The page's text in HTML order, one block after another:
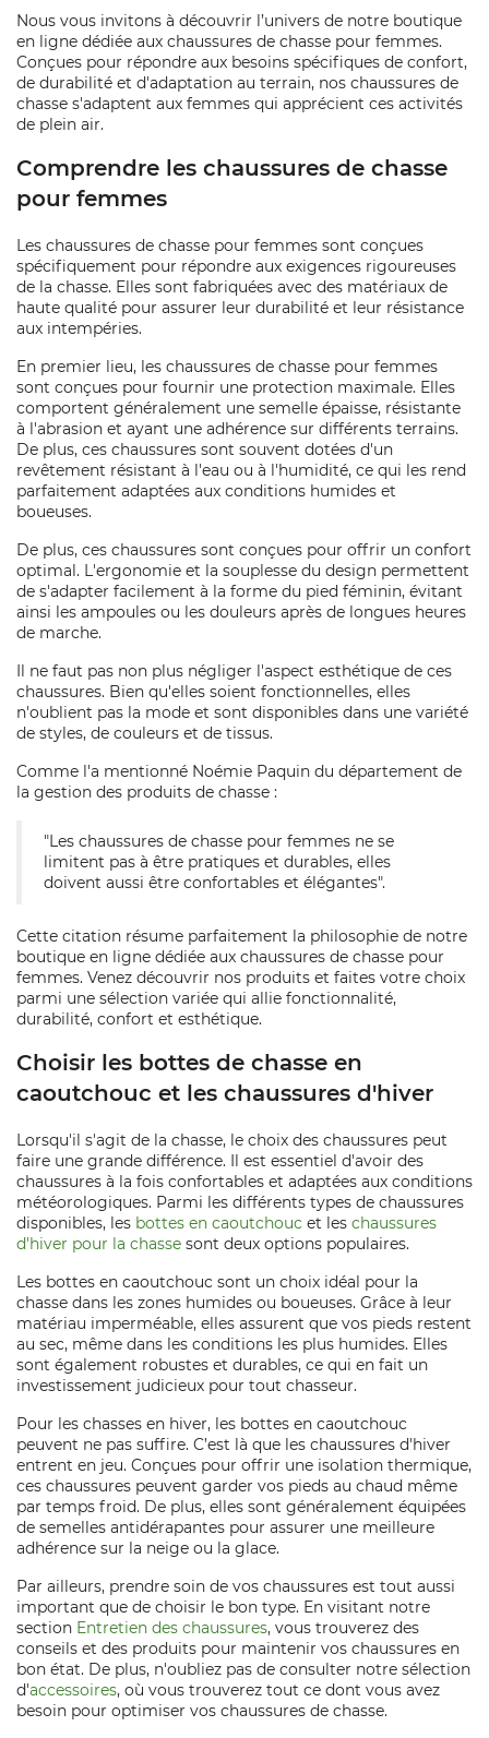
Nous vous invitons à découvrir l’univers de notre boutique
en ligne dédiée aux chaussures de chasse pour femmes.
Conçues pour répondre aux besoins spécifiques de confort,
de durabilité et d'adaptation au terrain, nos chaussures de
chasse s'adaptent aux femmes qui apprécient ces activités
de plein air.
Comprendre les chaussures de chasse
pour femmes
Les chaussures de chasse pour femmes sont conçues
spécifiquement pour répondre aux exigences rigoureuses
de la chasse. Elles sont fabriquées avec des matériaux de
haute qualité pour assurer leur durabilité et leur résistance
aux intempéries.
En premier lieu, les chaussures de chasse pour femmes
sont conçues pour fournir une protection maximale. Elles
comportent généralement une semelle épaisse, résistante
à l'abrasion et ayant une adhérence sur différents terrains.
De plus, ces chaussures sont souvent dotées d'un
revêtement résistant à l'eau ou à l'humidité, ce qui les rend
parfaitement adaptées aux conditions humides et
boueuses.
De plus, ces chaussures sont conçues pour offrir un confort
optimal. L'ergonomie et la souplesse du design permettent
de s'adapter facilement à la forme du pied féminin, évitant
ainsi les ampoules ou les douleurs après de longues heures
de marche.
Il ne faut pas non plus négliger l'aspect esthétique de ces
chaussures. Bien qu'elles soient fonctionnelles, elles
n'oublient pas la mode et sont disponibles dans une variété
de styles, de couleurs et de tissus.
Comme l'a mentionné Noémie Paquin du département de
la gestion des produits de chasse :
"Les chaussures de chasse pour femmes ne se
limitent pas à être pratiques et durables, elles
doivent aussi être confortables et élégantes".
Cette citation résume parfaitement la philosophie de notre
boutique en ligne dédiée aux chaussures de chasse pour
femmes. Venez découvrir nos produits et faites votre choix
parmi une sélection variée qui allie fonctionnalité,
durabilité, confort et esthétique.
Choisir les bottes de chasse en
caoutchouc et les chaussures d'hiver
Lorsqu'il s'agit de la chasse, le choix des chaussures peut
faire une grande différence. Il est essentiel d'avoir des
chaussures à la fois confortables et adaptées aux conditions
météorologiques. Parmi les différents types de chaussures
disponibles, les bottes en caoutchouc et les chaussures
d'hiver pour la chasse sont deux options populaires.
Les bottes en caoutchouc sont un choix idéal pour la
chasse dans les zones humides ou boueuses. Grâce à leur
matériau imperméable, elles assurent que vos pieds restent
au sec, même dans les conditions les plus humides. Elles
sont également robustes et durables, ce qui en fait un
investissement judicieux pour tout chasseur.
Pour les chasses en hiver, les bottes en caoutchouc
peuvent ne pas suffire. C’est là que les chaussures d'hiver
entrent en jeu. Conçues pour offrir une isolation thermique,
ces chaussures peuvent garder vos pieds au chaud même
par temps froid. De plus, elles sont généralement équipées
de semelles antidérapantes pour assurer une meilleure
adhérence sur la neige ou la glace.
Par ailleurs, prendre soin de vos chaussures est tout aussi
important que de choisir le bon type. En visitant notre
section Entretien des chaussures, vous trouverez des
conseils et des produits pour maintenir vos chaussures en
bon état. De plus, n'oubliez pas de consulter notre sélection
d'accessoires, où vous trouverez tout ce dont vous avez
besoin pour optimiser vos chaussures de chasse.